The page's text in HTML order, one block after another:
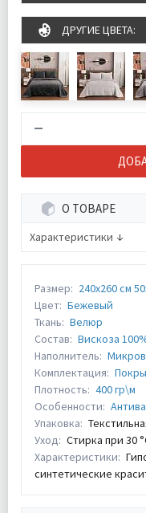
ДРУГИЕ ЦВЕТА:
О ТОВАРЕ
Характеристики
Размер: 240х260 см
Цвет: Бежевый
Ткань: Велюр
Состав: Вискоза
Наполнитель:
Комплектация:
Плотность: 400 гр\м
Особенности:
Упаковка:
Уход: Стирка при 30
Характеристики:
синтетические